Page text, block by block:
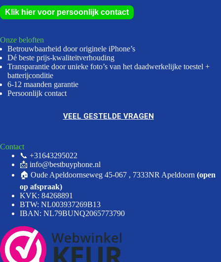
Klik hier voor persoonlijk contact
Onze beloften
Betrouwbaarheid door originele iPhone’s
Dé beste prijs-kwaliteitverhouding
Transparantie door unieke foto’s van het daadwerkelijke toestel +
batterijconditie
6-12 maanden garantie
Persoonlijk contact
VEEL GESTELDE VRAGEN
Contact
📞 +31643295022
📩 info@bestbuyphone.nl
🏠 Oude Apeldoornseweg 45-067 , 7333NR Apeldoorn (open
op afspraak)
KVK: 84268891
BTW: NL003937269B13
IBAN: NL79BUNQ2065773790